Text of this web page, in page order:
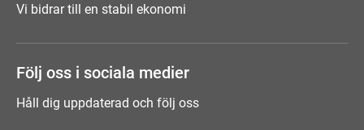
Vi bidrar till en stabil ekonomi
Följ oss i sociala medier
Håll dig uppdaterad och följ oss